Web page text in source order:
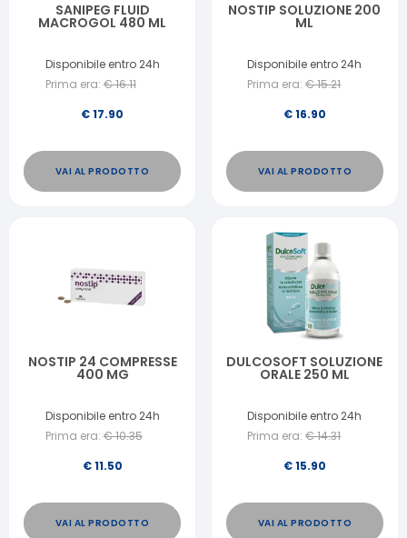
SANIPEG FLUID
MACROGOL 480 ML
Disponibile entro 24h
Prima era: €16.11
€17.90
VAI AL PRODOTTO
NOSTIP SOLUZIONE 200
ML
Disponibile entro 24h
Prima era: €15.21
€16.90
VAI AL PRODOTTO
NOSTIP 24 COMPRESSE
400 MG
Disponibile entro 24h
Prima era: €10.35
€11.50
VAI AL PRODOTTO
DULCOSOFT SOLUZIONE
ORALE 250 ML
Disponibile entro 24h
Prima era: €14.31
€15.90
VAI AL PRODOTTO